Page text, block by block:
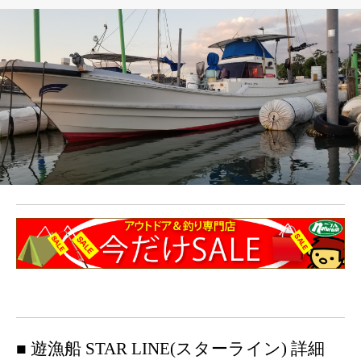
■ 遊漁船 STAR LINE(スターライン) 詳細